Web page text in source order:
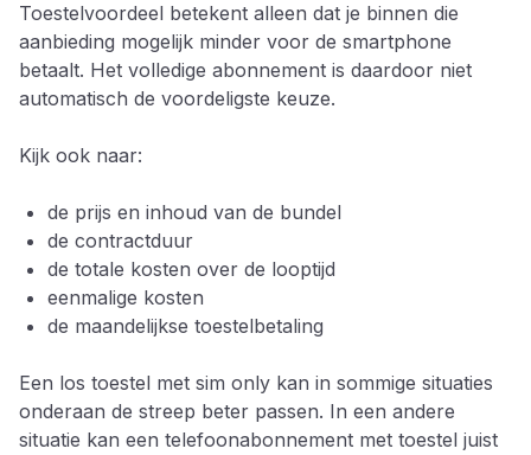
Toestelvoordeel betekent alleen dat je binnen die
aanbieding mogelijk minder voor de smartphone
betaalt. Het volledige abonnement is daardoor niet
automatisch de voordeligste keuze.
Kijk ook naar:
de prijs en inhoud van de bundel
de contractduur
de totale kosten over de looptijd
eenmalige kosten
de maandelijkse toestelbetaling
Een los toestel met sim only kan in sommige situaties
onderaan de streep beter passen. In een andere
situatie kan een telefoonabonnement met toestel juist